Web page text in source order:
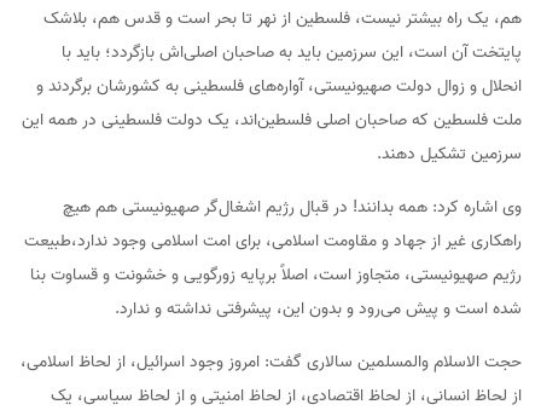
هم، یک راه بیشتر نیست، فلسطین از نهر تا بحر است و قدس هم، بلاشک
پایتخت آن است، این سرزمین باید به صاحبان اصلی‌اش بازگردد؛ باید با
انحلال و زوال دولت صهیونیستی، آواره‌های فلسطینی به کشورشان برگردند و
ملت فلسطین که صاحبان اصلی فلسطین‌اند، یک دولت فلسطینی در همه این
سرزمین تشکیل دهند.
وی اشاره کرد: همه بدانند! در قبال رژیم اشغال‌گر صهیونیستی هم هیچ
راهکاری غیر از جهاد و مقاومت اسلامی، برای امت اسلامی وجود ندارد،طبیعت
رژیم صهیونیستی، متجاوز است، اصلاً برپایه زورگویی و خشونت و قساوت بنا
شده است و پیش می‌رود و بدون این، پیشرفتی نداشته و ندارد.
حجت الاسلام والمسلمین سالاری گفت: امروز وجود اسرائیل، از لحاظ اسلامی،
از لحاظ انسانی، از لحاظ اقتصادی، از لحاظ امنیتی و از لحاظ سیاسی، یک